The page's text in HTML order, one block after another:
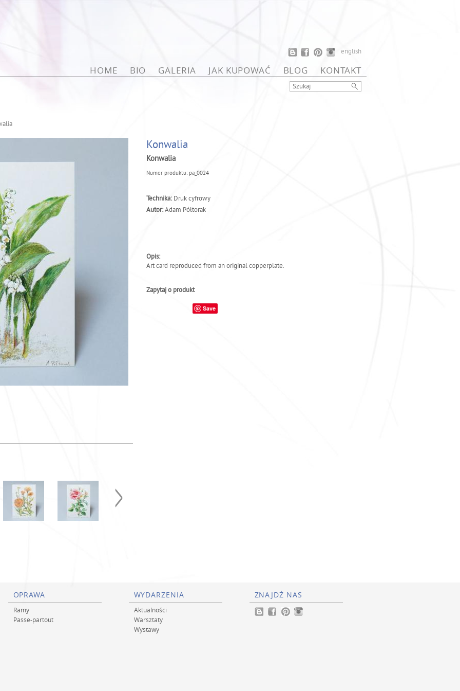
english
HOME BIO GALERIA JAK KUPOWAĆ BLOG KONTAKT
Konwalia
Konwalia
Numer produktu:pa_0024
Technika: Druk cyfrowy
Autor:Adam Półtorak
Opis:
Art card reproduced from an original copperplate.
Zapytaj o produkt
Save
OPRAWA
Ramy
Passe-partout
WYDARZENIA
Aktualności
Warsztaty
Wystawy
ZNAJDŹ NAS